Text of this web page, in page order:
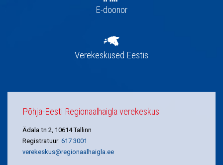
E-doonor
Verekeskused Eestis
Põhja-Eesti Regionaalhaigla verekeskus
Ädala tn 2, 10614 Tallinn
Registratuur: 617 3001
verekeskus@regionaalhaigla.ee